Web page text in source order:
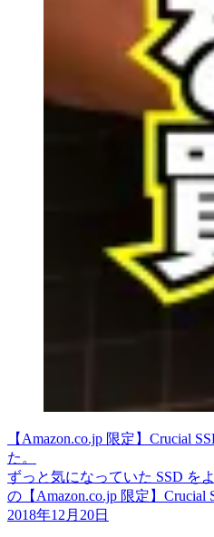
【Amazon.co.jp 限定】Crucial
た。
ずっと気になっていた SSD を
の【Amazon.co.jp 限定】
2018年12月20日